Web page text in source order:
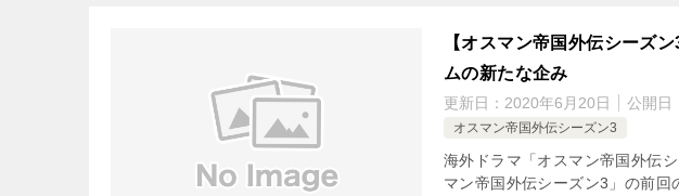
【オスマン帝国外伝シーズ
ムの新たな企み
更新日： 2020年6月20日 公開日
オスマン帝国外伝シーズン3
海外ドラマ「オスマン帝国外伝
マン帝国外伝シーズン3」の前